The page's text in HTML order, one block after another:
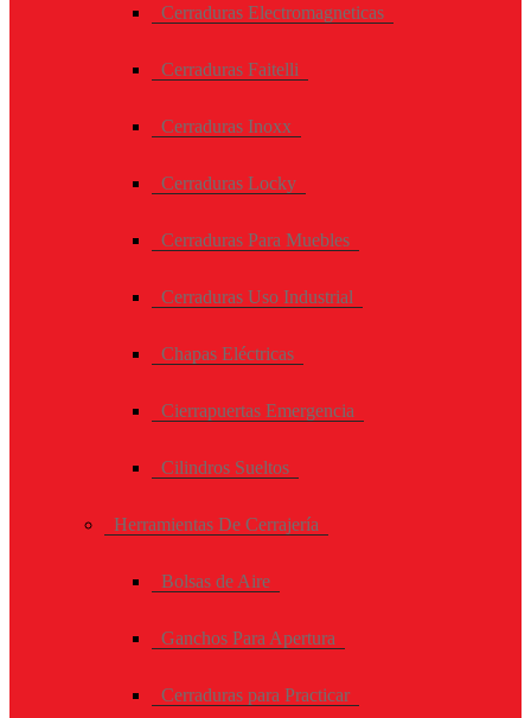
Cerraduras Electromagneticas
Cerraduras Faitelli
Cerraduras Inoxx
Cerraduras Locky
Cerraduras Para Muebles
Cerraduras Uso Industrial
Chapas Eléctricas
Cierrapuertas Emergencia
Cilindros Sueltos
Herramientas De Cerrajería
Bolsas de Aire
Ganchos Para Apertura
Cerraduras para Practicar